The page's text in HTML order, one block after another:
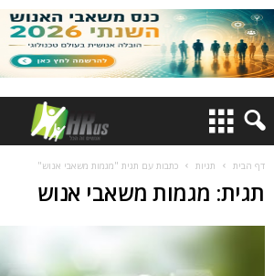
דף הבית תגיות כתבות עם תגית "מגמות משאבי אנוש"
תגית: מגמות משאבי אנוש